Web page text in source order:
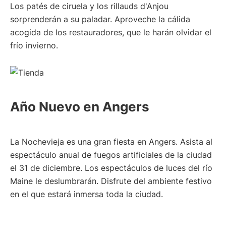
Los patés de ciruela y los rillauds d'Anjou
sorprenderán a su paladar. Aproveche la cálida
acogida de los restauradores, que le harán olvidar el
frío invierno.
Año Nuevo en Angers
La Nochevieja es una gran fiesta en Angers. Asista al
espectáculo anual de fuegos artificiales de la ciudad
el 31 de diciembre. Los espectáculos de luces del río
Maine le deslumbrarán. Disfrute del ambiente festivo
en el que estará inmersa toda la ciudad.